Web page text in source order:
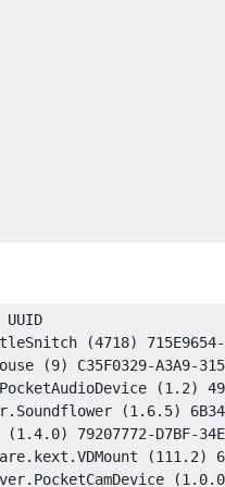
2017; root: xnu-
(4718)
(9) C35F0329-A3A9-
(1.2)
(1.6.5)
79207772-D7BF-
(111.2)